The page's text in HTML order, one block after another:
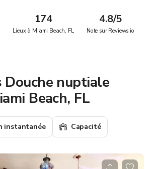
174
Lieux à Miami Beach, FL
4.8/5
Note sur Reviews.io
Douche nuptiale
Beach, FL
instantanée Capacité